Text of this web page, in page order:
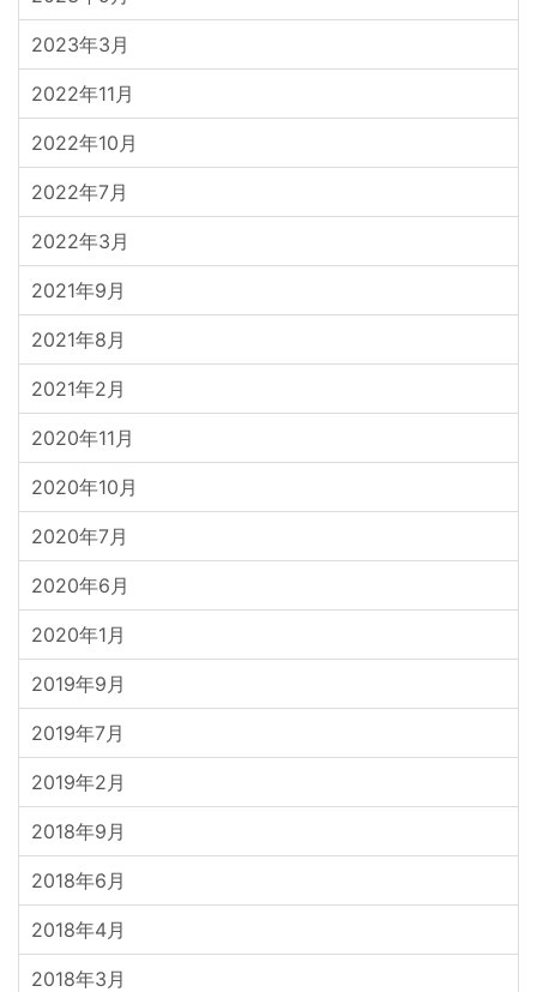
2023年3月
2022年11月
2022年10月
2022年7月
2022年3月
2021年9月
2021年8月
2021年2月
2020年11月
2020年10月
2020年7月
2020年6月
2020年1月
2019年9月
2019年7月
2019年2月
2018年9月
2018年6月
2018年4月
2018年3月